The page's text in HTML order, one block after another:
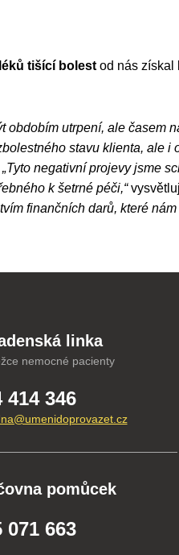
léků tišící bolest od nás získal
obdobím utrpení, ale
stavu klienta, ale
„Tyto negativní projevy jsme
k šetrné péči,“
finančních darů, které
linka
nemocné pacienty
414 346
pomůcek
071 663